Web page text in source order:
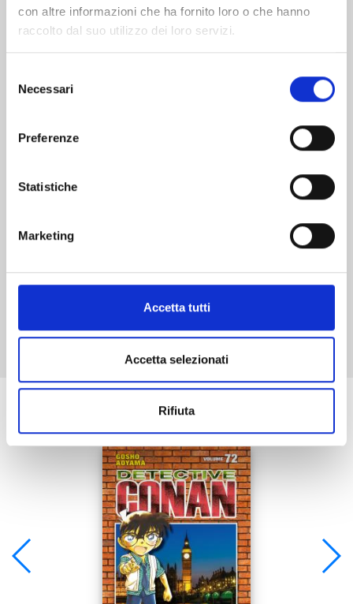
con altre informazioni che ha fornito loro o che hanno
raccolto dal suo utilizzo dei loro servizi.
delNecessari
Preferenze
Statistiche
Marketing
Accetta tutti
Accetta selezionati
Rifiuta
DRAGON QUEST - THE ADVENTURE OF DAI n.
Mostra tutto
Se ti è piaciuto prova anche: